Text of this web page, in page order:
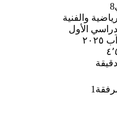
8
والفنية
الأول
دقيقة
1